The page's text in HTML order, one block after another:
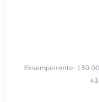
Eksempelrente: 130